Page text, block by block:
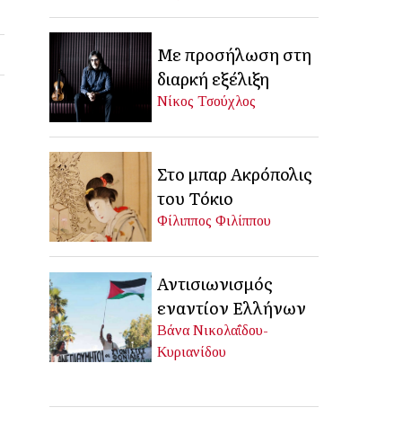
Με προσήλωση στη
διαρκή εξέλιξη
Νίκος Τσούχλος
Στο μπαρ Ακρόπολις
του Τόκιο
Φίλιππος Φιλίππου
Αντισιωνισμός
εναντίον Ελλήνων
Βάνα Νικολαΐδου-
Κυριανίδου